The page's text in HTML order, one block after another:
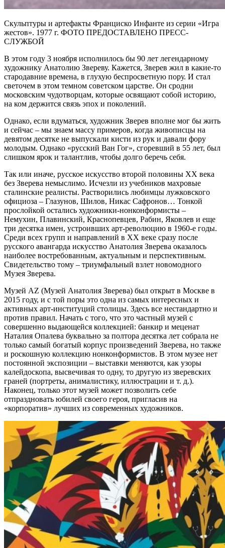
Скульптуры и артефакты Франциско Инфанте из серии «Игра
жестов». 1977 г. ФОТО ПРЕДОСТАВЛЕНО ПРЕСС-
СЛУЖБОЙ
В этом году 3 ноября исполнилось бы 90 лет легендарному
художнику Анатолию Звереву. Кажется, Зверев жил в какие-то
стародавние времена, в глухую беспросветную пору. И стал
светочем в этом темном советском царстве. Он сродни
московским чудотворцам, которые освящают собой историю,
на ком держится связь эпох и поколений.
Однако, если вдуматься, художник Зверев вполне мог бы жить
и сейчас – мы знаем массу примеров, когда живописцы на
девятом десятке не выпускали кисти из рук и давали фору
молодым. Однако «русский Ван Гог», сгоревший в 55 лет, был
слишком ярок и талантлив, чтобы долго беречь себя.
Так или иначе, русское искусство второй половины ХХ века
без Зверева немыслимо. Исчезли из учебников махровые
сталинские реалисты. Растворились любимцы лужковского
официоза – Глазунов, Шилов, Никас Сафронов… Тонкой
прослойкой остались художники-нонконформисты –
Немухин, Плавинский, Краснопевцев, Рабин, Яковлев и еще
три десятка имен, устроивших арт-революцию в 1960-е годы.
Среди всех групп и направлений в ХХ веке сразу после
русского авангарда искусство Анатолия Зверева оказалось
наиболее востребованным, актуальным и перспективным.
Свидетельство тому – триумфальный взлет новомодного
Музея Зверева.
Музей AZ (Музей Анатолия Зверева) был открыт в Москве в
2015 году, и с той поры это одна из самых интересных и
активных арт-институций столицы. Здесь все нестандартно и
против правил. Начать с того, что это частный музей с
совершенно выдающейся коллекцией: банкир и меценат
Наталия Опалева буквально за полтора десятка лет собрала не
только самый богатый корпус произведений Зверева, но также
и роскошную коллекцию нонконформистов. В этом музее нет
постоянной экспозиции – выставки меняются, как узоры
калейдоскопа, высвечивая то одну, то другую из зверевских
граней (портреты, анималистику, иллюстрации и т. д.).
Наконец, только этот музей может позволить себе
отпраздновать юбилей своего героя, пригласив на
«корпоратив» лучших из современных художников.